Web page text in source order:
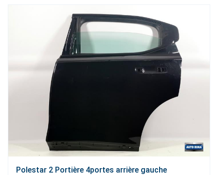
Polestar 2 Portière 4portes arrière gauche